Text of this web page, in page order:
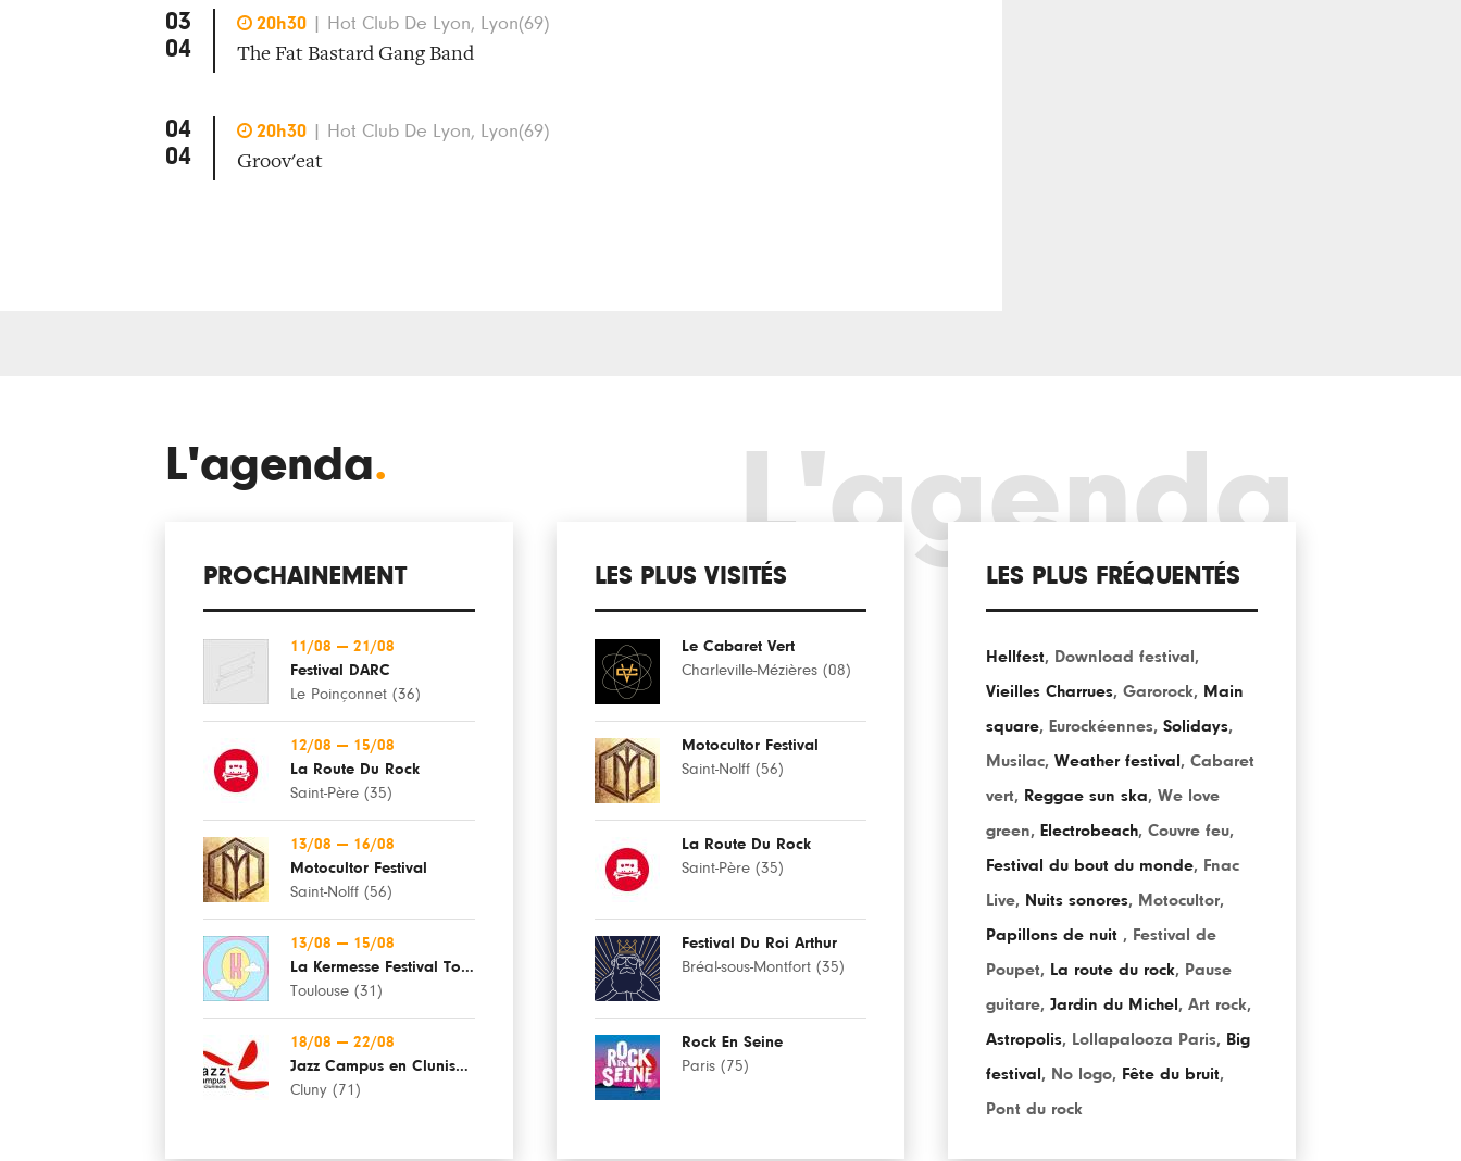
03
04
 20h30 Hot Club De Lyon, Lyon(69)
The Fat Bastard Gang Band
04
04
 20h30 Hot Club De Lyon, Lyon(69)
Groov'eat
L'agenda. L'agenda
PROCHAINEMENT
11/08 — 21/08
Festival DARC
Le Poinçonnet (36)
12/08 — 15/08
La Route Du Rock
Saint-Père (35)
13/08 — 16/08
Motocultor Festival
Saint-Nolff (56)
13/08 — 15/08
La Kermesse Festival Toulouse
Toulouse (31)
18/08 — 22/08
Jazz Campus en Clunisois
Cluny (71)
LES PLUS VISITÉS
Le Cabaret Vert
Charleville-Mézières (08)
Motocultor Festival
Saint-Nolff (56)
La Route Du Rock
Saint-Père (35)
Festival Du Roi Arthur
Bréal-sous-Montfort (35)
Rock En Seine
Paris (75)
LES PLUS FRÉQUENTÉS
Hellfest, Download festival ,
Vieilles Charrues, Garorock, Main
square, Eurockéennes, Solidays,
Musilac, Weather festival , Cabaret
vert, Reggae sun ska, We love
green, Electrobeach, Couvre feu,
Festival du bout du monde, Fnac
Live, Nuits sonores, Motocultor,
Papillons de nuit , Festival de
Poupet, La route du rock, Pause
guitare, Jardin du Michel , Art rock,
Astropolis, Lollapalooza Paris, Big
festival , No logo, Fête du bruit,
Pont du rock